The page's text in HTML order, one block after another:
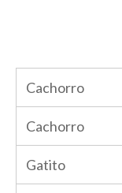
Cachorro
Cachorro
Gatito